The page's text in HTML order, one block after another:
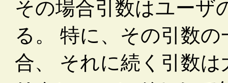
その場合引数はユーザ
る。 特に、その引数
合、 それに続く引数